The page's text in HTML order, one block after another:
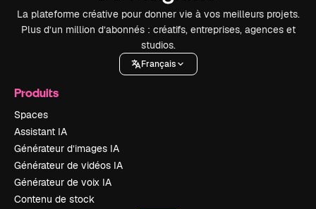
La plateforme créative pour donner vie à vos meilleurs projets.
Plus d’un million d’abonnés : créatifs, entreprises, agences et
studios.
Français
Produits
Spaces
Assistant IA
Générateur d’images IA
Générateur de vidéos IA
Générateur de voix IA
Contenu de stock